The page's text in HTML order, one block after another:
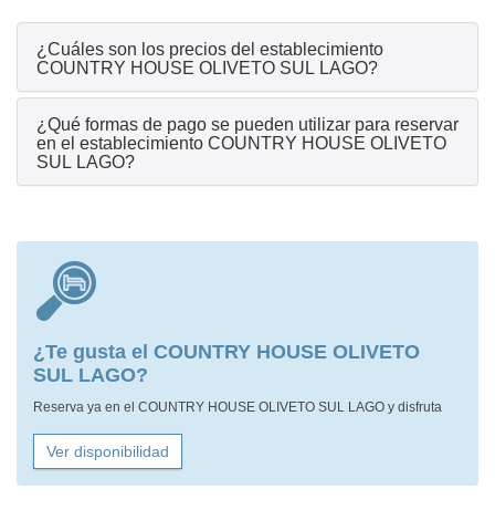
¿Cuáles son los precios del establecimiento
COUNTRY HOUSE OLIVETO SUL LAGO?
¿Qué formas de pago se pueden utilizar para reservar
en el establecimiento COUNTRY HOUSE OLIVETO
SUL LAGO?
¿Te gusta el COUNTRY HOUSE OLIVETO
SUL LAGO?
Reserva ya en el COUNTRY HOUSE OLIVETO SUL LAGO y disfruta
Ver disponibilidad